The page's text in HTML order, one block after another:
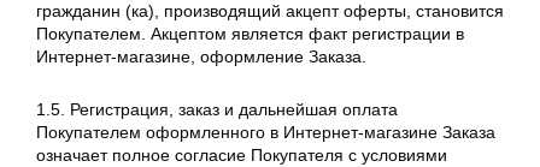
гражданин (ка), производящий акцепт оферты, становится
Покупателем. Акцептом является факт регистрации в
Интернет-магазине, оформление Заказа.
1.5. Регистрация, заказ и дальнейшая оплата
Покупателем оформленного в Интернет-магазине Заказа
означает полное согласие Покупателя с условиями